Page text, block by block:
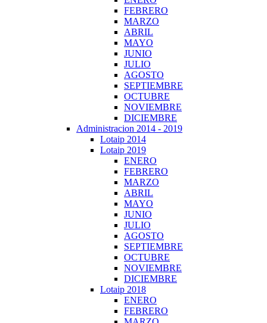
FEBRERO
MARZO
ABRIL
MAYO
JUNIO
JULIO
AGOSTO
SEPTIEMBRE
OCTUBRE
NOVIEMBRE
DICIEMBRE
Administracion 2014 - 2019
Lotaip 2014
Lotaip 2019
ENERO
FEBRERO
MARZO
ABRIL
MAYO
JUNIO
JULIO
AGOSTO
SEPTIEMBRE
OCTUBRE
NOVIEMBRE
DICIEMBRE
Lotaip 2018
ENERO
FEBRERO